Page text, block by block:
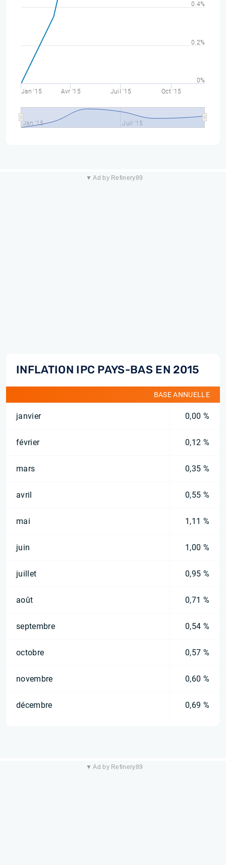
Jan '15 Avr '15 Juil '15 Oct '15
Jan '15 Juil '15
0%
0.2%
0.4%
▼ Ad by Refinery89
INFLATION IPC PAYS-BAS EN 2015
BASE ANNUELLE
janvier 0,00 %
février 0,12 %
mars 0,35 %
avril 0,55 %
mai 1,11 %
juin 1,00 %
juillet 0,95 %
août 0,71 %
septembre 0,54 %
octobre 0,57 %
novembre 0,60 %
décembre 0,69 %
▼ Ad by Refinery89